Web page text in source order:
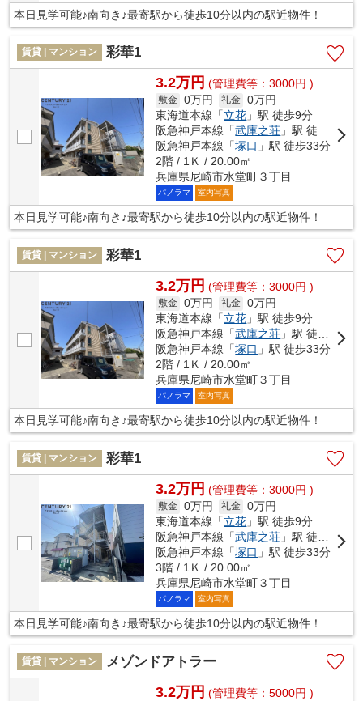
本日見学可能♪南向き♪最寄駅から徒歩10分以内の駅近物件！
賃貸 | マンション 彩華1
3.2万円 (管理費等：3000円 )
敷金 0万円 礼金 0万円
東海道本線「立花 」駅 徒歩9分
阪急神戸本線「武庫之荘 」駅 徒歩18分
阪急神戸本線「塚口 」駅 徒歩33分
2階 / 1Ｋ / 20.00㎡
兵庫県尼崎市水堂町３丁目
パノラマ 室内写真
本日見学可能♪南向き♪最寄駅から徒歩10分以内の駅近物件！
賃貸 | マンション 彩華1
3.2万円 (管理費等：3000円 )
敷金 0万円 礼金 0万円
東海道本線「立花 」駅 徒歩9分
阪急神戸本線「武庫之荘 」駅 徒歩18分
阪急神戸本線「塚口 」駅 徒歩33分
2階 / 1Ｋ / 20.00㎡
兵庫県尼崎市水堂町３丁目
パノラマ 室内写真
本日見学可能♪南向き♪最寄駅から徒歩10分以内の駅近物件！
賃貸 | マンション 彩華1
3.2万円 (管理費等：3000円 )
敷金 0万円 礼金 0万円
東海道本線「立花 」駅 徒歩9分
阪急神戸本線「武庫之荘 」駅 徒歩18分
阪急神戸本線「塚口 」駅 徒歩33分
3階 / 1Ｋ / 20.00㎡
兵庫県尼崎市水堂町３丁目
パノラマ 室内写真
本日見学可能♪南向き♪最寄駅から徒歩10分以内の駅近物件！
賃貸 | マンション メゾンドアトラー
3.2万円 (管理費等：5000円 )